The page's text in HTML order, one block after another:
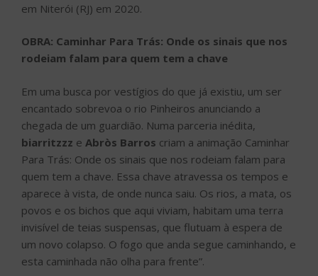
em Niterói (RJ) em 2020.
OBRA: Caminhar Para Trás: Onde os sinais que nos
rodeiam falam para quem tem a chave
Em uma busca por vestígios do que já existiu, um ser
encantado sobrevoa o rio Pinheiros anunciando a
chegada de um guardião. Numa parceria inédita,
biarritzzz e Abròs Barros criam a animação Caminhar
Para Trás: Onde os sinais que nos rodeiam falam para
quem tem a chave. Essa chave atravessa os tempos e
aparece à vista, de onde nunca saiu. Os rios, a mata, os
povos e os bichos que aqui viviam, habitam uma terra
invisível de teias suspensas, que flutuam à espera de
um novo colapso. O fogo que anda segue caminhando, e
esta caminhada não olha para frente”.